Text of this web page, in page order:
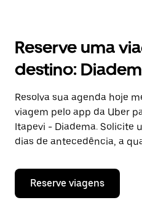
o
e
uma
data.
Pressione
a
tecla
“ESC”
fechar
calendário.
Reserve uma
destino:
Resolva sua agenda hoje
viagem pelo app da Uber
Itapevi - Diadema. Solicite
dias de antecedência, a
Reserve viagens